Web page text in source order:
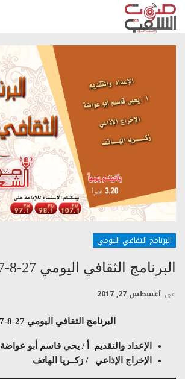
البرنامج الثقافي اليومي
البرنامج الثقافي اليومي 27-8-2017
في أغسطس 27, 2017
البرنامج الثقافي اليومي 27-8-2017
الإعداد والتقديم أ / يحي قاسم أبو عواضة
الإخراج الإذاعي / زكــريا الهاتف